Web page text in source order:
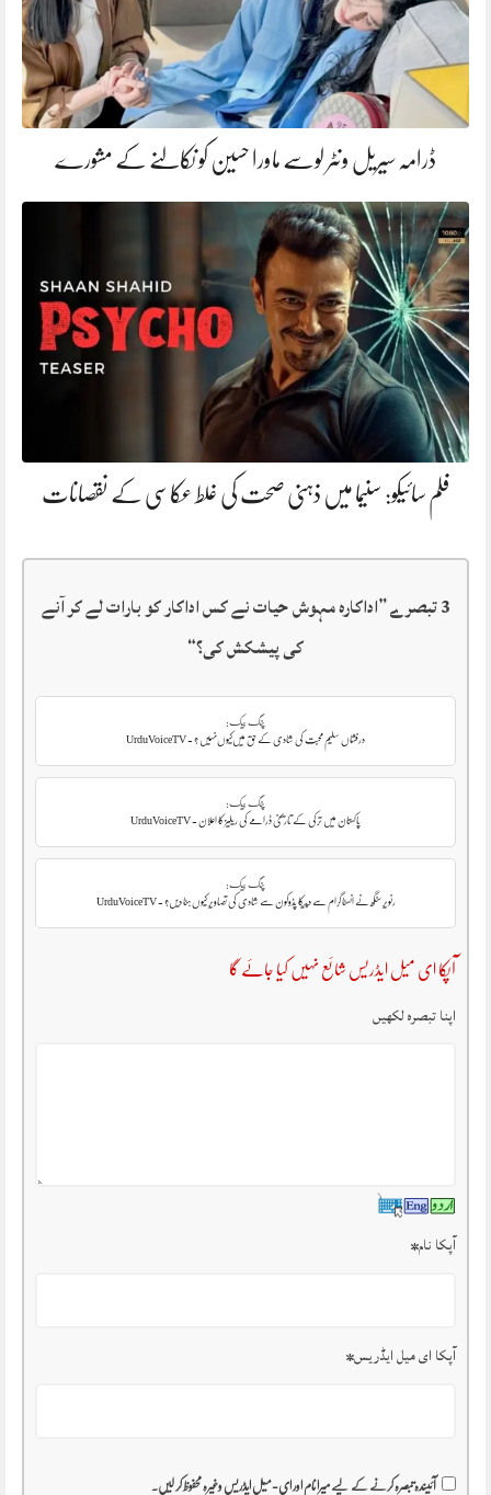
ڈرامہ سیریل ونٹر لوسے ماورا حسین کو نکالنے کے مشورے
فلم سائیکو: سنیما میں ذہنی صحت کی غلط عکاسی کے نقصانات
3 تبصرے ”
اداکارہ مہوش حیات نے کس اداکار کو بارات لے کر آنے
کی پیشکش کی؟“
پنگ بیک:
درفشاں سلیم محبت کی شادی کے حق میں‌کیوں‌نہیں ؟ - UrduVoiceTV
پنگ بیک:
پاکستان میں ترکی کے تاریخی ڈرامے کی ریلیز کا اعلان - UrduVoiceTV
پنگ بیک:
رنویر سنگھ نے انسٹاگرام سے دپیکا پڈوکون سے شادی کی تصاویر کیوں ہٹا دیں؟ - UrduVoiceTV
آپکا ای میل ایڈریس شائع نہیں کیا جائے گا
اپنا تبصرہ لکھیں
آپکا نام*
آپکا ای میل ایڈریس*
آئیندہ تبصرہ کرنے کے لیے میرا نام اور ای-میل ایڈریس وغیرہ محفوظ کر لیں۔